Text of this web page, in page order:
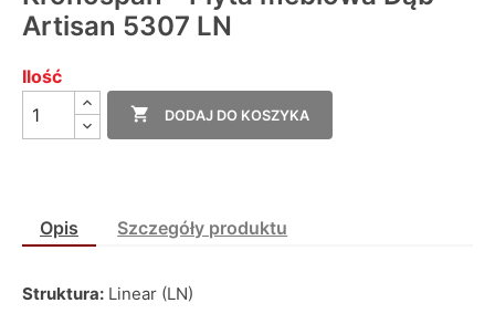
Artisan 5307 LN
Ilość
 DODAJ DO KOSZYKA
Opis Szczegóły produktu
Struktura: Linear (LN)